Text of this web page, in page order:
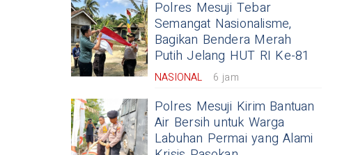
Polres Mesuji Tebar
Semangat Nasionalisme,
Bagikan Bendera Merah
Putih Jelang HUT RI Ke-81
NASIONAL 6 jam
Polres Mesuji Kirim Bantuan
Air Bersih untuk Warga
Labuhan Permai yang Alami